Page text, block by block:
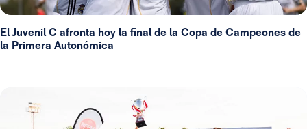
El Juvenil C afronta hoy la final de la Copa de Campeones de
la Primera Autonómica